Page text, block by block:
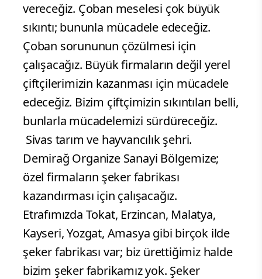
vereceğiz. Çoban meselesi çok büyük
sıkıntı; bununla mücadele edeceğiz.
Çoban sorununun çözülmesi için
çalışacağız. Büyük firmaların değil yerel
çiftçilerimizin kazanması için mücadele
edeceğiz. Bizim çiftçimizin sıkıntıları belli,
bunlarla mücadelemizi sürdüreceğiz.
Sivas tarım ve hayvancılık şehri.
Demirağ Organize Sanayi Bölgemize;
özel firmaların şeker fabrikası
kazandırması için çalışacağız.
Etrafımızda Tokat, Erzincan, Malatya,
Kayseri, Yozgat, Amasya gibi birçok ilde
şeker fabrikası var; biz ürettiğimiz halde
bizim şeker fabrikamız yok. Şeker